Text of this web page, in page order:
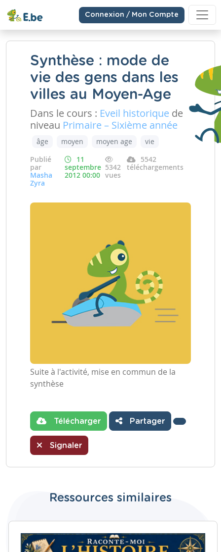
Connexion / Mon Compte
Synthèse : mode de
vie des gens dans les
villes au Moyen-Age
Dans le cours : Eveil historique de
niveau Primaire – Sixième année
âge moyen moyen age
vie
Publié
par
Masha
Zyra
11
septembre
2012 00:00
5342
vues
5542
téléchargements
Suite à l'activité, mise en commun de la
synthèse
Télécharger Partager
Signaler
Ressources similaires